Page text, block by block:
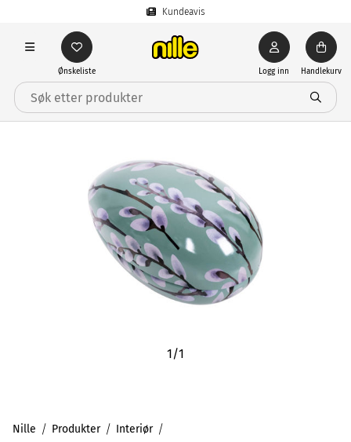
Kundeavis
Ønskeliste Logg inn Handlekurv
1/1
Nille Produkter Interiør